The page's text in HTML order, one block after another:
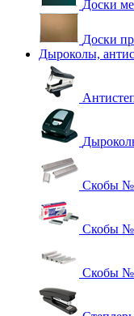
Доски
Доски
Дыроколы,
Скобы №
Скобы №
Скобы